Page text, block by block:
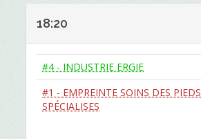
18:20
#4 - INDUSTRIE ERGIE
#1 - EMPREINTE SOINS DES PIEDS
SPÉCIALISES